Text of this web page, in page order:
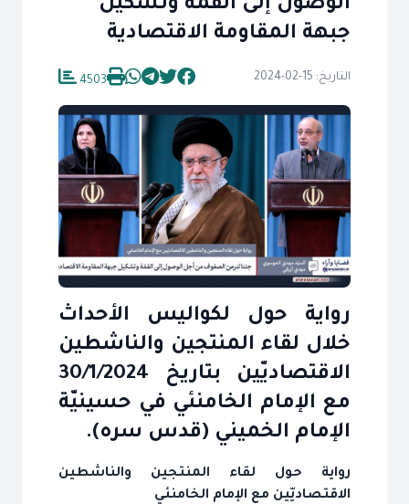
الوصول إلى القمّة وتشكيل
جبهة المقاومة الاقتصادية
التاريخ: 15-02-2024 4503
رواية حول لكواليس الأحداث
خلال لقاء المنتجين والناشطين
الاقتصاديّين بتاريخ 30/1/2024
مع الإمام الخامنئي في حسينيّة
الإمام الخميني (قدس سره).
رواية حول لقاء المنتجين والناشطين
الاقتصاديّين مع الإمام الخامنئي